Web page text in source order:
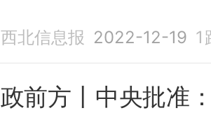
西北信息报 2022-12-19 1
政前方丨中央批准